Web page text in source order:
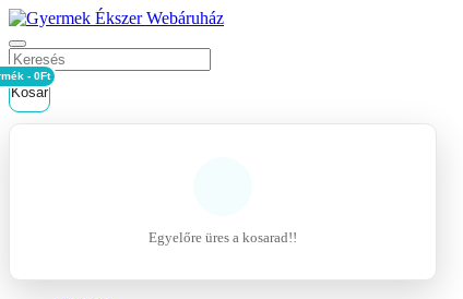
Kosár
- 0Ft
Egyelőre üres a kosarad!!